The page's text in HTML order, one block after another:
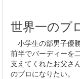
世界一のプ
小学生の部男子優
前半でバーディーを
支えてくれたお父さ
のプロになりたい。